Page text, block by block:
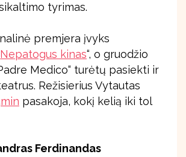
tyrimas.
premjera įvyks
Nepatogus kinas“, o gruodžio
Medico“ turėtų pasiekti ir
Režisierius Vytautas
pasakoja, kokį kelią iki tol
Ferdinandas